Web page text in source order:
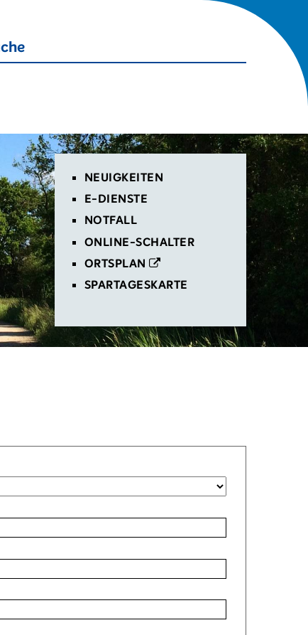
starten
Toplinks
NEUIGKEITEN
E-DIENSTE
NOTFALL
ONLINE-SCHALTER
ORTSPLAN
SPARTAGESKARTE